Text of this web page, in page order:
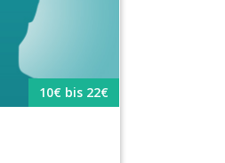
10€ bis 22€